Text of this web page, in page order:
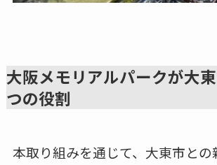
大阪メモリアルパークが大
つの役割
本取り組みを通じて、大東市との